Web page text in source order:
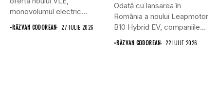
monovolumul electric
premium care își propune
•RĂZVAN CODOREAN 27 IULIE 2026
Odată cu lansarea în
România a noului Leapmotor
B10 Hybrid EV, companiile...
•RĂZVAN CODOREAN 22 IULIE 2026